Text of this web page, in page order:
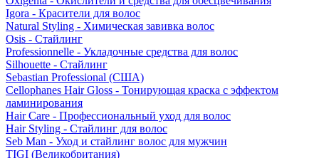
Igora - Красители для волос
Natural Styling - Химическая завивка волос
Osis - Стайлинг
Professionnelle - Укладочные средства для волос
Silhouette - Стайлинг
Sebastian Professional (США)
Cellophanes Hair Gloss - Тонирующая краска с эффектом
ламинирования
Hair Care - Профессиональный уход для волос
Hair Styling - Стайлинг для волос
Seb Man - Уход и стайлинг волос для мужчин
TIGI (Великобритания)